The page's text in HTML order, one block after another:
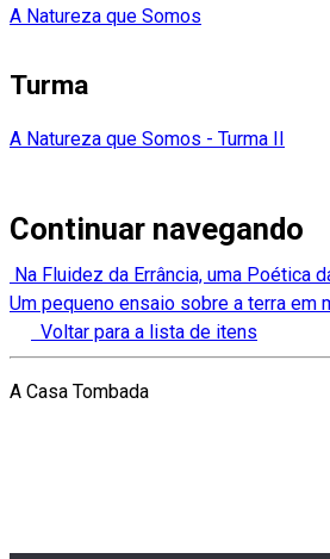
A Natureza que Somos
Turma
A Natureza que Somos - Turma II
Continuar navegando
Na Fluidez da Errância, uma Poética
Um pequeno ensaio sobre a terra em
Voltar para a lista de itens
A Casa Tombada